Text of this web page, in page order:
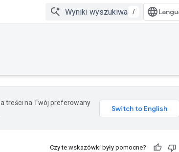
/
treści na Twój preferowany
Czy te wskazówki były pomocne?